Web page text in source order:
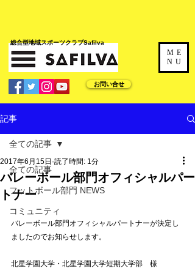
​総合型地域スポーツクラブSafilva
お問い合せ
ME
NU
記事
全ての記事
フットボール部門 NEWS
コミュニティ
全ての記事
バレーボール部門オフィシャルパー
トナー
2017年6月15日 読了時間: 1分
バレーボール部門オフィシャルパートナーが決定し
ましたのでお知らせします。
北星学園大学・北星学園大学短期大学部　様